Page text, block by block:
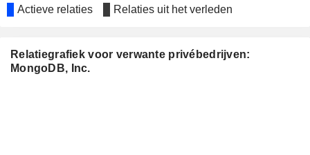
BLOCK, INC.
ELASTIC N.V.
Actieve relaties Relaties uit het verleden
Relatiegrafiek voor verwante privébedrijven:
MongoDB, Inc.